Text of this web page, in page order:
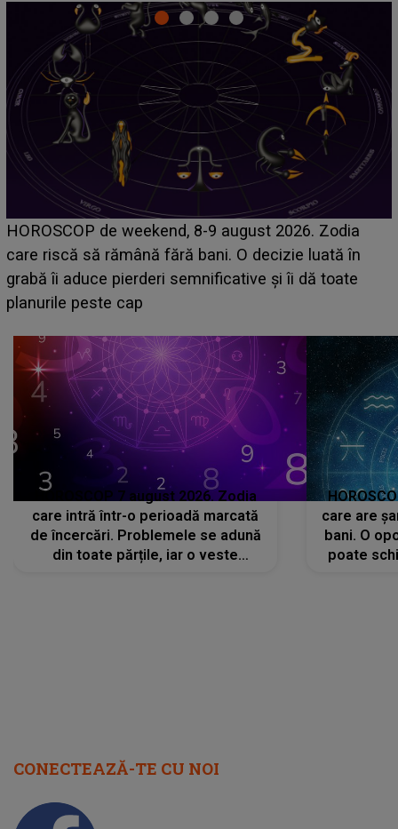
Emanuel a ținut ACEST DETALIU ASCUNS până
acum! În fața Alexandrei, concurentul din Casa Iubirii
face o MĂRTURISIRE NEAȘTEPTATĂ despre mama
sa: "I-am spus și ei în față, eu nu te iubesc pentru
HOROSCOP 7 august 2026. Zodia
care intră într-o perioadă marcată
de încercări. Problemele se adună
din toate părțile, iar o veste
care are
bani. O
poate
CONECTEAZĂ-TE CU NOI